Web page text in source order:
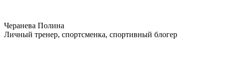
Черанева Полина
Личный тренер, спортсменка, спортивный блогер